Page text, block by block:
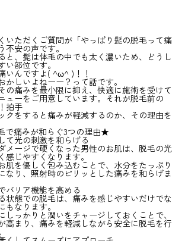
いただくご質問が「やっぱり髭の脱毛って痛
不安の声です。
と、髭は体毛の中でも太く濃いため、どうし
い部位です。
いんですよ( ^ω^ )！！
かしいよねーー？って話です。
の痛みを最小限に抑え、快適に施術を受けて
ューをご用意しています。それが脱毛前の
拍手
クをすると痛みが軽減するのか、その理由を
痛みが和らぐ3つの理由★
光の刺激を和らげる
メージで硬くなった男性のお肌は、脱毛の光
感じやすくなります。
肌を優しく包み込むことで、水分をたっぷり
なり、照射時のピリッとした痛みを和らげま
リア機能を高める
状態での脱毛は、痛みを感じやすいだけでな
もなります。
しっかりと潤いをチャージしておくことで、
高まり、痛みを軽減しながら安全に脱毛を行